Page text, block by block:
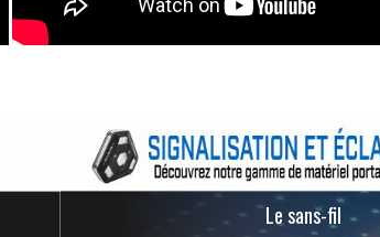
Le sans-fil